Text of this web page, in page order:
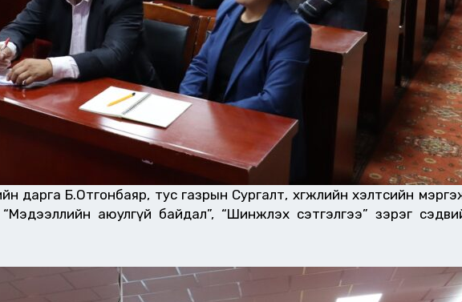
дарга Б.Отгонбаяр, тус газрын Сургалт, хөгжлийн хэлтсийн
аюулгүй байдал”, “Шинжлэх сэтгэлгээ” зэрэг